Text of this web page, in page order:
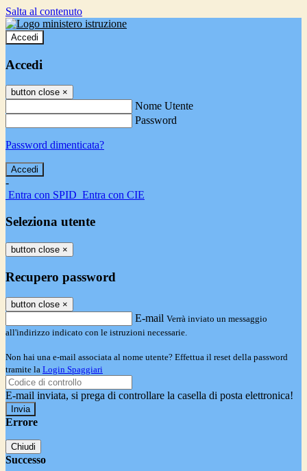
Salta al contenuto
Accedi
Accedi
button close ×
Nome Utente
Password
Password dimenticata?
-
Entra con SPID Entra con CIE
Seleziona utente
button close ×
Recupero password
button close ×
E-mail Verrà inviato un messaggio
all'indirizzo indicato con le istruzioni necessarie.
Non hai una e-mail associata al nome utente? Effettua il reset della password
tramite la Login Spaggiari
E-mail inviata, si prega di controllare la casella di posta elettronica!
Errore
Chiudi
Successo